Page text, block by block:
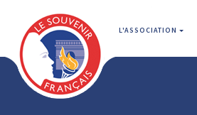
L'ASSOCIATION